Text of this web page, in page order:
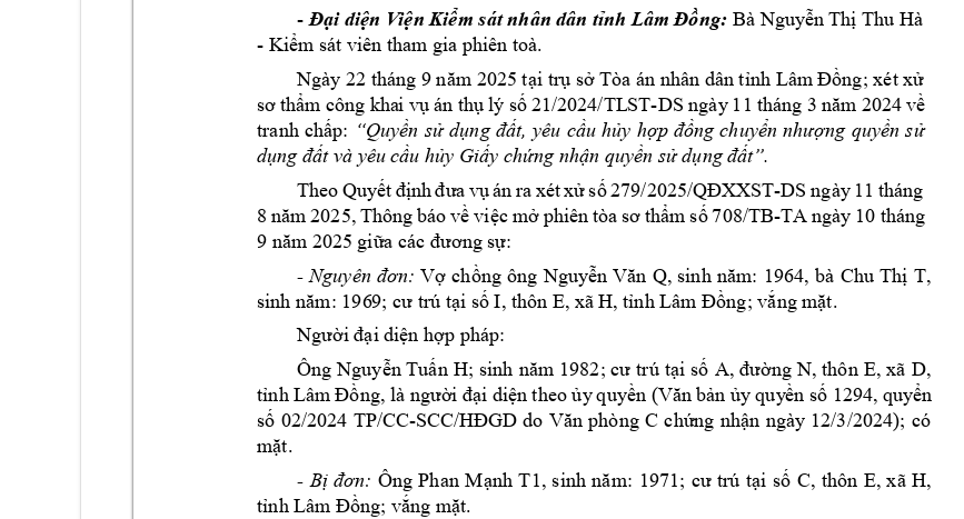
- Đại diện Viện Kiểm sát nhân dân tnh Lâm Đồng: Bà Nguyễn Thị Thu Hà
- Kiểm sát viên tham gia phiên toà.
Ngày 22 tháng 9 năm 2025 tại trụ s Ta án nhân dân tnh Lâm Đồng; xét xử
sơ thẩm công khai vụ án thụ l số 21/2024/TLST-DS ngày 11 tháng 3 năm 2024 về
tranh chấp: “Quyền sử dụng đất, yêu cầu hủy hợp đồng chuyển nhượng quyền sử
dụng đất và yêu cầu hủy Giấy chứng nhận quyền sử dụng đất”.
Theo Quyết định đưa vụ án ra xét xử số 279/2025/QĐXXST-DS ngày 11 tháng
8 năm 2025, Thông báo về việc m phiên ta sơ thẩm số 708/TB-TA ngày 10 tháng
9 năm 2025 giữa các đương sự:
- Nguyên đơn: Vợ chồng ông Nguyễn Văn Q, sinh năm: 1964, bà Chu Thị T,
sinh năm: 1969; cư trú tại số I, thôn E, xã H, tnh Lâm Đồng; vắng mặt.
Người đại diện hợp pháp:
Ông Nguyễn Tuấn H; sinh năm 1982; cư trú tại số A, đường N, thôn E, xã D,
tnh Lâm Đồng, là người đại diện theo ủy quyền (Văn bản ủy quyền số 1294, quyển
số 02/2024 TP/CC-SCC/HĐGD do Văn phng C chứng nhận ngày 12/3/2024); có
mặt.
- Bị đơn: Ông Phan Mạnh T1, sinh năm: 1971; cư trú tại số C, thôn E, xã H,
tnh Lâm Đồng; vắng mặt.